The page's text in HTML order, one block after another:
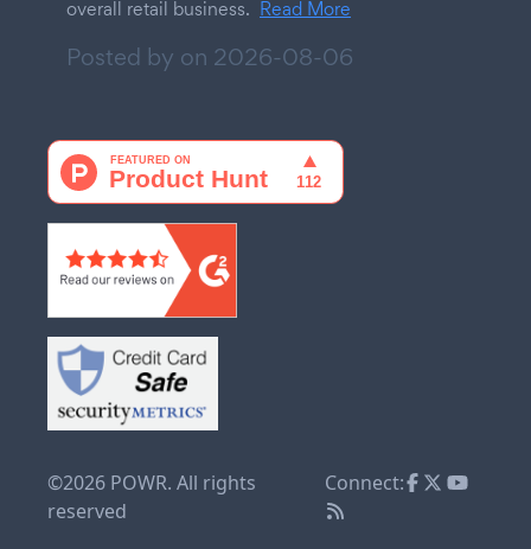
overall retail business. Read More
Posted by on 2026-08-06
©2026 POWR. All rights
reserved
Connect: